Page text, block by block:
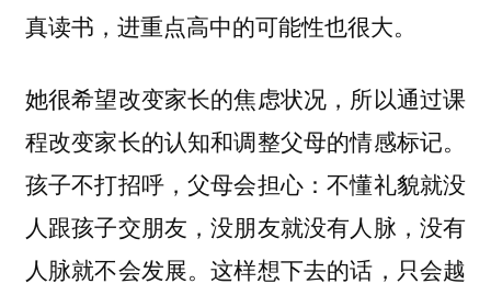
真读书，进重点高中的可能性也很大。
她很希望改变家长的焦虑状况，所以通过课
程改变家长的认知和调整父母的情感标记。
孩子不打招呼，父母会担心：不懂礼貌就没
人跟孩子交朋友，没朋友就没有人脉，没有
人脉就不会发展。这样想下去的话，只会越